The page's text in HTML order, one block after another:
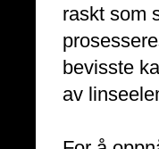
raskt som
bevisste
av